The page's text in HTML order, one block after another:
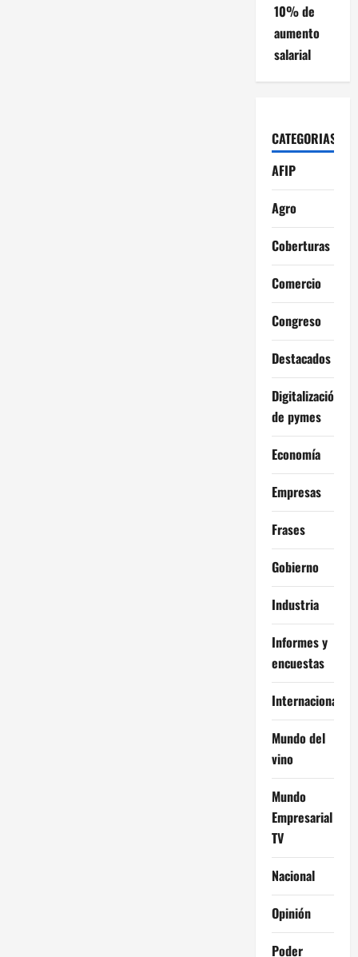
10% de
aumento
salarial
CATEGORIAS
AFIP
Agro
Coberturas
Comercio
Congreso
Destacados
Digitalización
de pymes
Economía
Empresas
Frases
Gobierno
Industria
Informes y
encuestas
Internacional
Mundo del
vino
Mundo
Empresarial
TV
Nacional
Opinión
Poder